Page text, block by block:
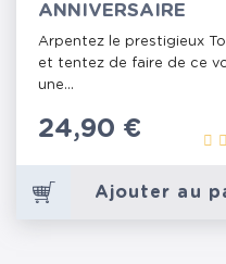
ANNIVERSAIRE
Arpentez le prestigieux
et tentez de faire de ce
une...
Prix
24,90 €
Ajouter au